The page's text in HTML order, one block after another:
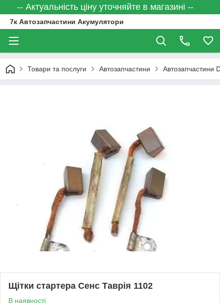
-- Актуальність ціну уточняйте в магазині --
7к Автозапчастини Акумулятори
Товари та послуги Автозапчастини Автозапчастини
Щітки стартера Сенс Таврія 1102
В наявності